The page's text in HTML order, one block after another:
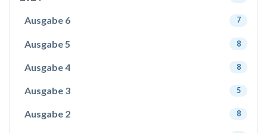
Ausgabe 6 7
Ausgabe 5 8
Ausgabe 4 8
Ausgabe 3 5
Ausgabe 2 8